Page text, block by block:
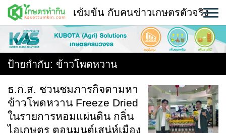
Skip
content
พืช
หน้าแรก
ใคร ทำอะไร ที่ไหน
สถานีข่าววันนี้
เข้มข้น กับคนข่าวเกษตรตัวจริง
ป้ายกำกับ: ข้าวโพดหวาน
ธ.ก.ส. ชวนชมภารกิจตามหา
ข้าวโพดหวาน Freeze Dried
ในรายการหอมแผ่นดิน กลิ่น
ไอเกษตร ตอนมนต์เสน่ห์เมือง